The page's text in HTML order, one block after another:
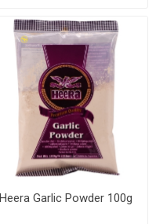
Heera Garlic Powder 100g